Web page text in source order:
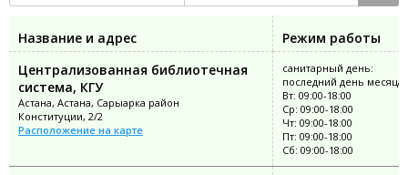
Название и адрес
Режим работы
Централизованная библиотечная
система, КГУ
Астана, Астана, Сарыарка район
Конституции, 2/2
Расположение на карте
санитарный день:
последний день месяца
Вт: 09:00-18:00
Ср: 09:00-18:00
Чт: 09:00-18:00
Пт: 09:00-18:00
Сб: 09:00-18:00